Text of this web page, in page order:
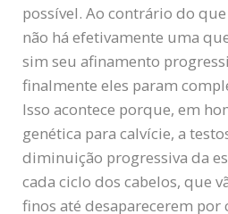
possível. Ao contrário do
não há efetivamente uma
sim seu afinamento
finalmente eles param
Isso acontece porque, em
genética para calvície, a
diminuição progressiva da
cada ciclo dos cabelos, que
finos até desaparecerem por